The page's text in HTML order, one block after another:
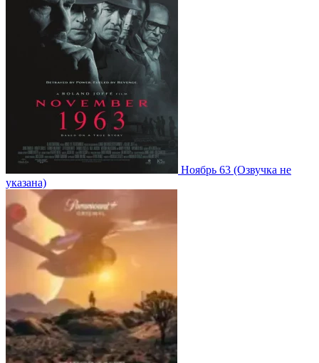
Ноябрь 63 (Озвучка не
указана)